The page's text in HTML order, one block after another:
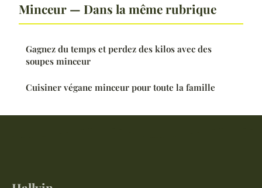
Minceur — Dans la même rubrique
Gagnez du temps et perdez des kilos avec des
soupes minceur
Cuisiner végane minceur pour toute la famille